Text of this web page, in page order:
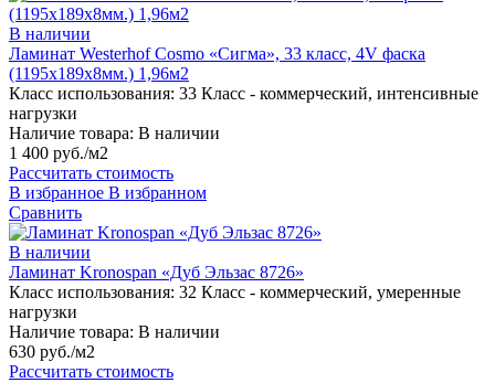
В наличии
Ламинат Westerhof Cosmo «Сигма», 33 класс, 4V фаска
(1195х189х8мм.) 1,96м2
Класс использования: 33 Класс - коммерческий, интенсивные
нагрузки
Наличие товара: В наличии
1 400 руб./м2
Рассчитать стоимость
В избранное В избранном
Сравнить
В наличии
Ламинат Kronospan «Дуб Эльзас 8726»
Класс использования: 32 Класс - коммерческий, умеренные
нагрузки
Наличие товара: В наличии
630 руб./м2
Рассчитать стоимость